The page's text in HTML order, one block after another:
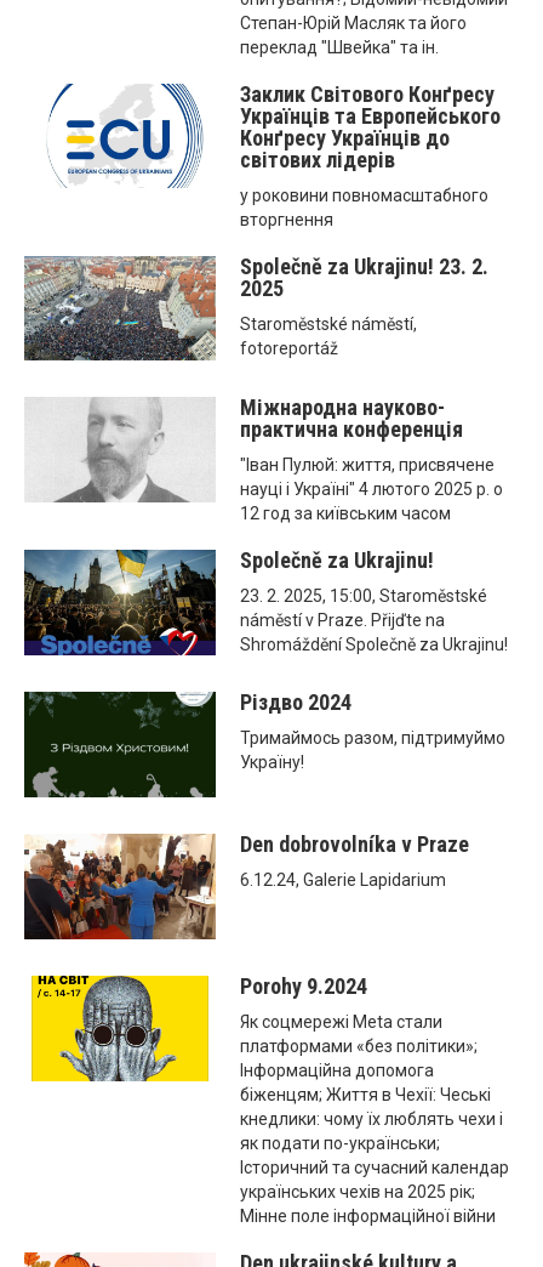
Степан-Юрій Масляк та його
переклад "Швейка" та ін.
Заклик Світового Конґресу
Українців та Eвропейського
Конґресу Українців до
світових лідерів
у роковини повномасштабного
вторгнення
Společně za Ukrajinu! 23. 2.
2025
Staroměstské náměstí,
fotoreportáž
Міжнародна науково-
практична конференція
"Іван Пулюй: життя, присвячене
науці і Україні" 4 лютого 2025 р. о
12 год за київським часом
Společně za Ukrajinu!
23. 2. 2025, 15:00, Staroměstské
náměstí v Praze. Přijďte na
Shromáždění Společně za Ukrajinu!
Різдво 2024
Тримаймось разом, підтримуймо
Україну!
Den dobrovolníka v Praze
6.12.24, Galerie Lapidarium
Porohy 9.2024
Як соцмережі Meta стали
платформами «без політики»;
Інформаційна допомога
біженцям; Життя в Чехії: Чеські
кнедлики: чому їх люблять чехи і
як подати по-українськи;
Історичний та сучасний календар
українських чехів на 2025 рік;
Мінне поле інформаційної війни